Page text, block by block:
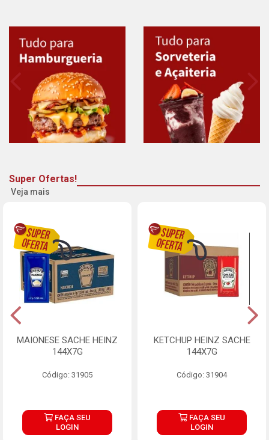
Super Ofertas!
Veja mais
MAIONESE SACHE HEINZ
144X7G
Código: 31905
FAÇA SEU
LOGIN
KETCHUP HEINZ SACHE
144X7G
Código: 31904
FAÇA SEU
LOGIN